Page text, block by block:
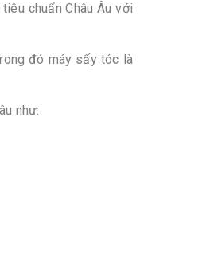
chuẩn Châu Âu với
đó máy sấy tóc là
như: